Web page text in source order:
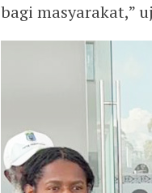
bagi masyarakat,”